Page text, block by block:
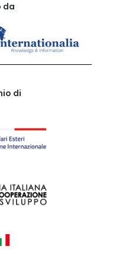
da
di